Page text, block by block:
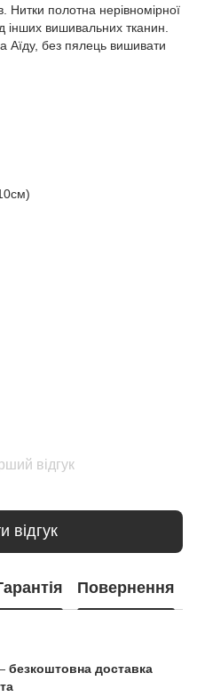
Нитки полотна нерівномірної
інших вишивальних тканин.
Аїду, без пялець вишивати
відгук
відгук
Повернення
безкоштовна доставка